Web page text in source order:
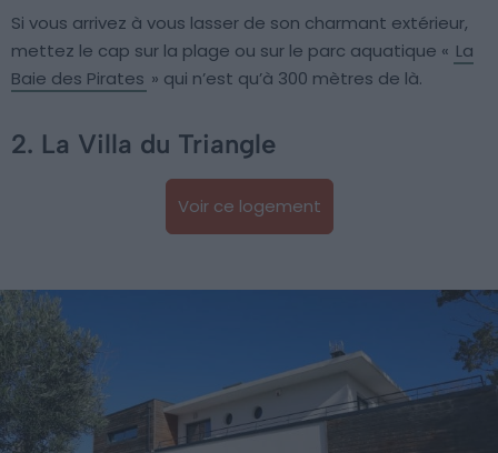
Si vous arrivez à vous lasser de son charmant extérieur,
mettez le cap sur la plage ou sur le parc aquatique « La
Baie des Pirates » qui n’est qu’à 300 mètres de là.
2. La Villa du Triangle
Voir ce logement